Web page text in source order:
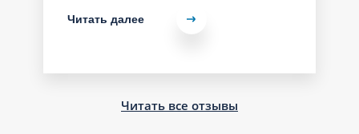
Читать далее
Читать все отзывы